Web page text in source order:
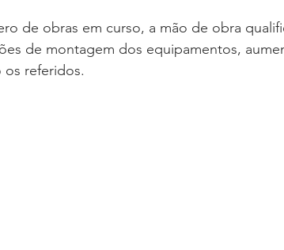
de obras em curso, a mão de obra
de montagem dos equipamentos,
referidos.